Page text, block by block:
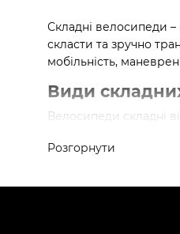
Складні велосипеди –
скласти та зручно
мобільність,
Види
Велосипеди складні
Трансмісія: Вони
На українському
Розгорнути